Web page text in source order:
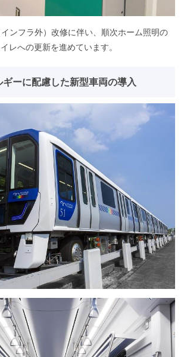
ンフラ外）改修に伴い、順次ホーム照明の
レへの更新を進めています。
ギーに配慮した新型車両の導入